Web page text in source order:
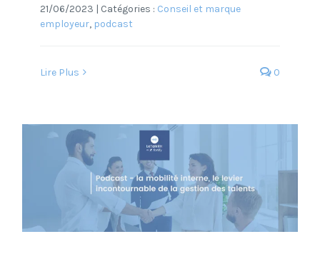
21/06/2023 | Catégories : Conseil et marque
employeur, podcast
Lire Plus 0